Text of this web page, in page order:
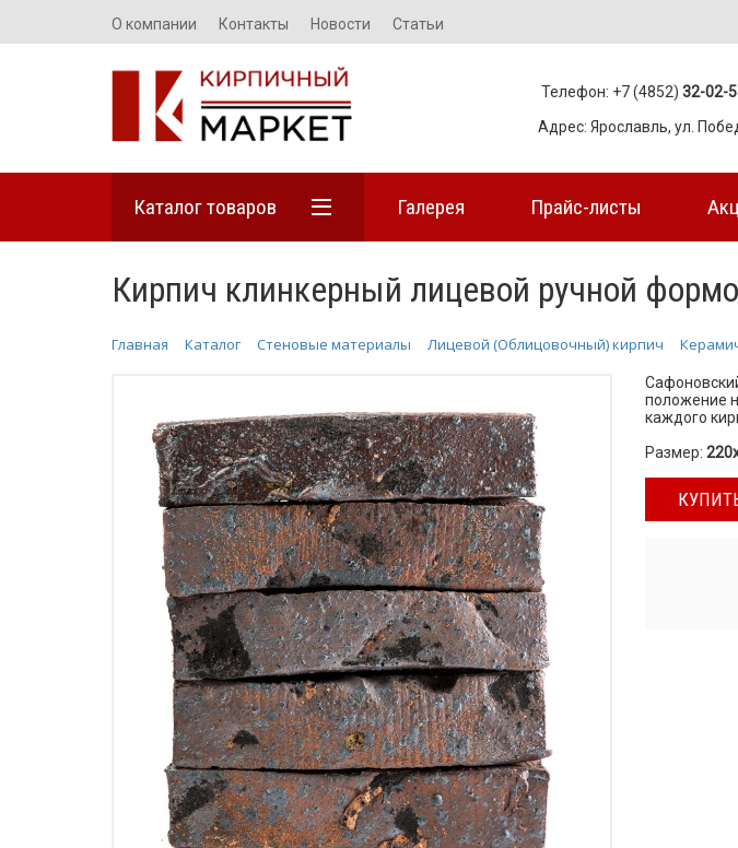
О компании Контакты Новости Статьи
Телефон: +7 (4852) 32-02-
Адрес: Ярославль, ул.
Каталог товаров Галерея Прайс-листы
Кирпич клинкерный лицевой ручной
Главная Каталог Стеновые материалы Лицевой (Облицовочный) кирпич
положение
каждого
Размер: